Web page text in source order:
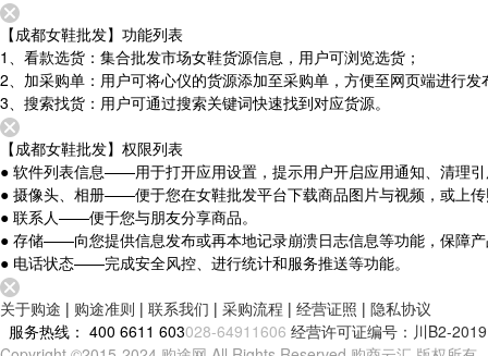
【成都女鞋批发】功能列表
1、看款选货：集合批发市场女鞋货源信息，用户可浏览选货；
2、加采购单：用户可将心仪的货源添加至采购单，方便至网页端进行发
3、搜索找货：用户可通过搜索关键词快速找到对应货源。
【成都女鞋批发】权限列表
● 软件列表信息——用于打开应用设置，提示用户开启应用通知、清理
● 摄像头、相册——便于您在女鞋批发平台下载商品图片与视频，或上
● 联系人——便于您与朋友分享商品。
● 存储——向您提供信息发布或再本地记录崩溃日志信息等功能，保障
● 电话状态——完成安全风控、进行统计和服务推送等功能。
关于购途 | 购途准则 | 联系我们 | 采购流程 | 经营证照 | 隐私协议
服务热线： 400 6611 603028-64911606 经营许可证编号：川B2-